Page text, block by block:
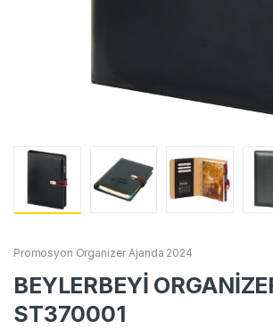
Promosyon Organizer Ajanda 2024
BEYLERBEYİ
ST370001